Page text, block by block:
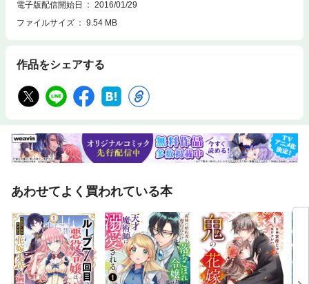
電子版配信開始日
2016/01/29
ファイルサイズ
9.54 MB
作品をシェアする
あわせてよく買われている本